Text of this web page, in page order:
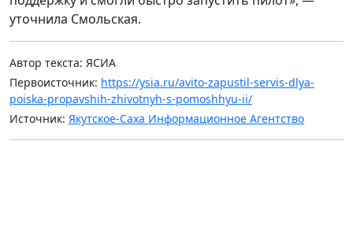
уточнила Смольская.
Автор текста: ЯСИА
Первоисточник: https://ysia.ru/avito-zapustil-servis-dlya-
poiska-propavshih-zhivotnyh-s-pomoshhyu-ii/
Источник: Якутское-Саха Информационное Агентство